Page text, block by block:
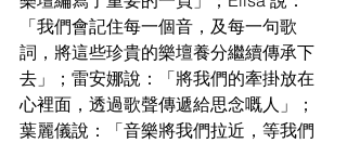
「我們會記住每一個音，及每一句歌
詞，將這些珍貴的樂壇養分繼續傳承下
去」；雷安娜說：「將我們的牽掛放在
心裡面，透過歌聲傳遞給思念嘅人」；
葉麗儀說：「音樂將我們拉近，等我們